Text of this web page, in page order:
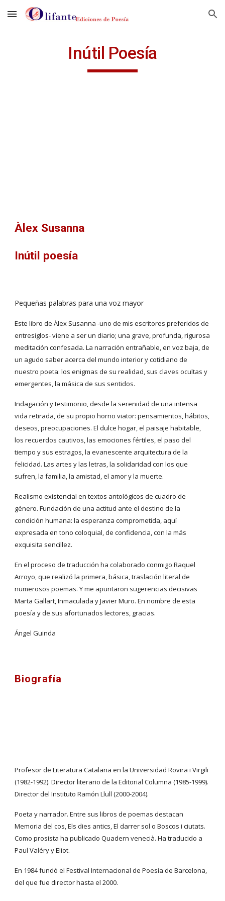
Skip to main content Skip to navigation
Inútil Poesía
Àlex Susanna
Inútil poesía
Pequeñas palabras para una voz mayor
Este libro de Àlex Susanna -uno de mis escritores preferidos de
entresiglos- viene a ser un diario; una grave, profunda, rigurosa
meditación confesada. La narración entrañable, en voz baja, de
un agudo saber acerca del mundo interior y cotidiano de
nuestro poeta: los enigmas de su realidad, sus claves ocultas y
emergentes, la másica de sus sentidos.
Indagación y testimonio, desde la serenidad de una intensa
vida retirada, de su propio horno viator: pensamientos, hábitos,
deseos, preocupaciones. El dulce hogar, el paisaje habitable,
los recuerdos cautivos, las emociones fértiles, el paso del
tiempo y sus estragos, la evanescente arquitectura de la
felicidad. Las artes y las letras, la solidaridad con los que
sufren, la familia, la amistad, el amor y la muerte.
Realismo existencial en textos antológicos de cuadro de
género. Fundación de una actitud ante el destino de la
condición humana: la esperanza comprometida, aquí
expresada en tono coloquial, de confidencia, con la más
exquisita sencillez.
En el proceso de traducción ha colaborado conmigo Raquel
Arroyo, que realizó la primera, básica, traslación literal de
numerosos poemas. Y me apuntaron sugerencias decisivas
Marta Gallart, Inmaculada y Javier Muro. En nombre de esta
poesía y de sus afortunados lectores, gracias.
Ángel Guinda
Biografía
Profesor de Literatura Catalana en la Universidad Rovira i Virgili
(1982-1992). Director literario de la Editorial Columna (1985-1999).
Director del Instituto Ramón Llull (2000-2004).
Poeta y narrador. Entre sus libros de poemas destacan
Memoria del cos, Els dies antics, El darrer sol o Boscos i ciutats.
Como prosista ha publicado Quadern venecià. Ha traducido a
Paul Valéry y Eliot.
En 1984 fundó el Festival Internacional de Poesía de Barcelona,
del que fue director hasta el 2000.